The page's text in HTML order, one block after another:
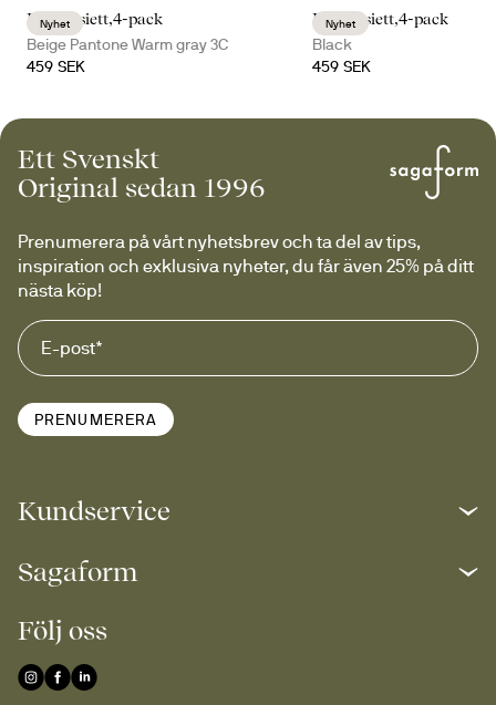
Nyhet
Inka assiett,4-pack
Beige Pantone Warm gray 3C
459 SEK
Nyhet
Inka assiett,4-pack
Black
459 SEK
Ett Svenskt
Original sedan 1996
Prenumerera på vårt nyhetsbrev och ta del av tips,
inspiration och exklusiva nyheter, du får även 25% på ditt
nästa köp!
PRENUMERERA
Kundservice
Sagaform
Följ oss